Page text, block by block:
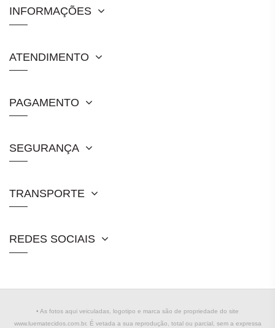
INFORMAÇÕES
ATENDIMENTO
PAGAMENTO
SEGURANÇA
TRANSPORTE
REDES SOCIAIS
• As fotos aqui veiculadas, logotipo e marca são de propriedade do site
www.luematecidos.com.br. É vetada a sua reprodução, total ou parcial, sem a expressa